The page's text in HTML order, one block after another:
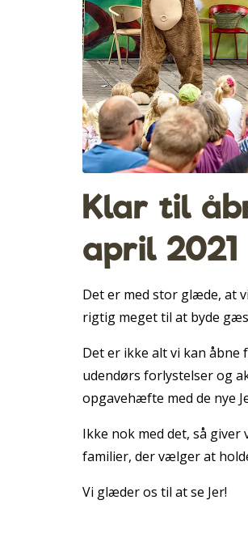
Klar til
april 2021
Det er med stor glæde, at
rigtig meget til at byde
Det er ikke alt vi kan
udendørs forlystelser og
opgavehæfte med de nye
Ikke nok med det, så
familier, der vælger at
Vi glæder os til at se Jer!